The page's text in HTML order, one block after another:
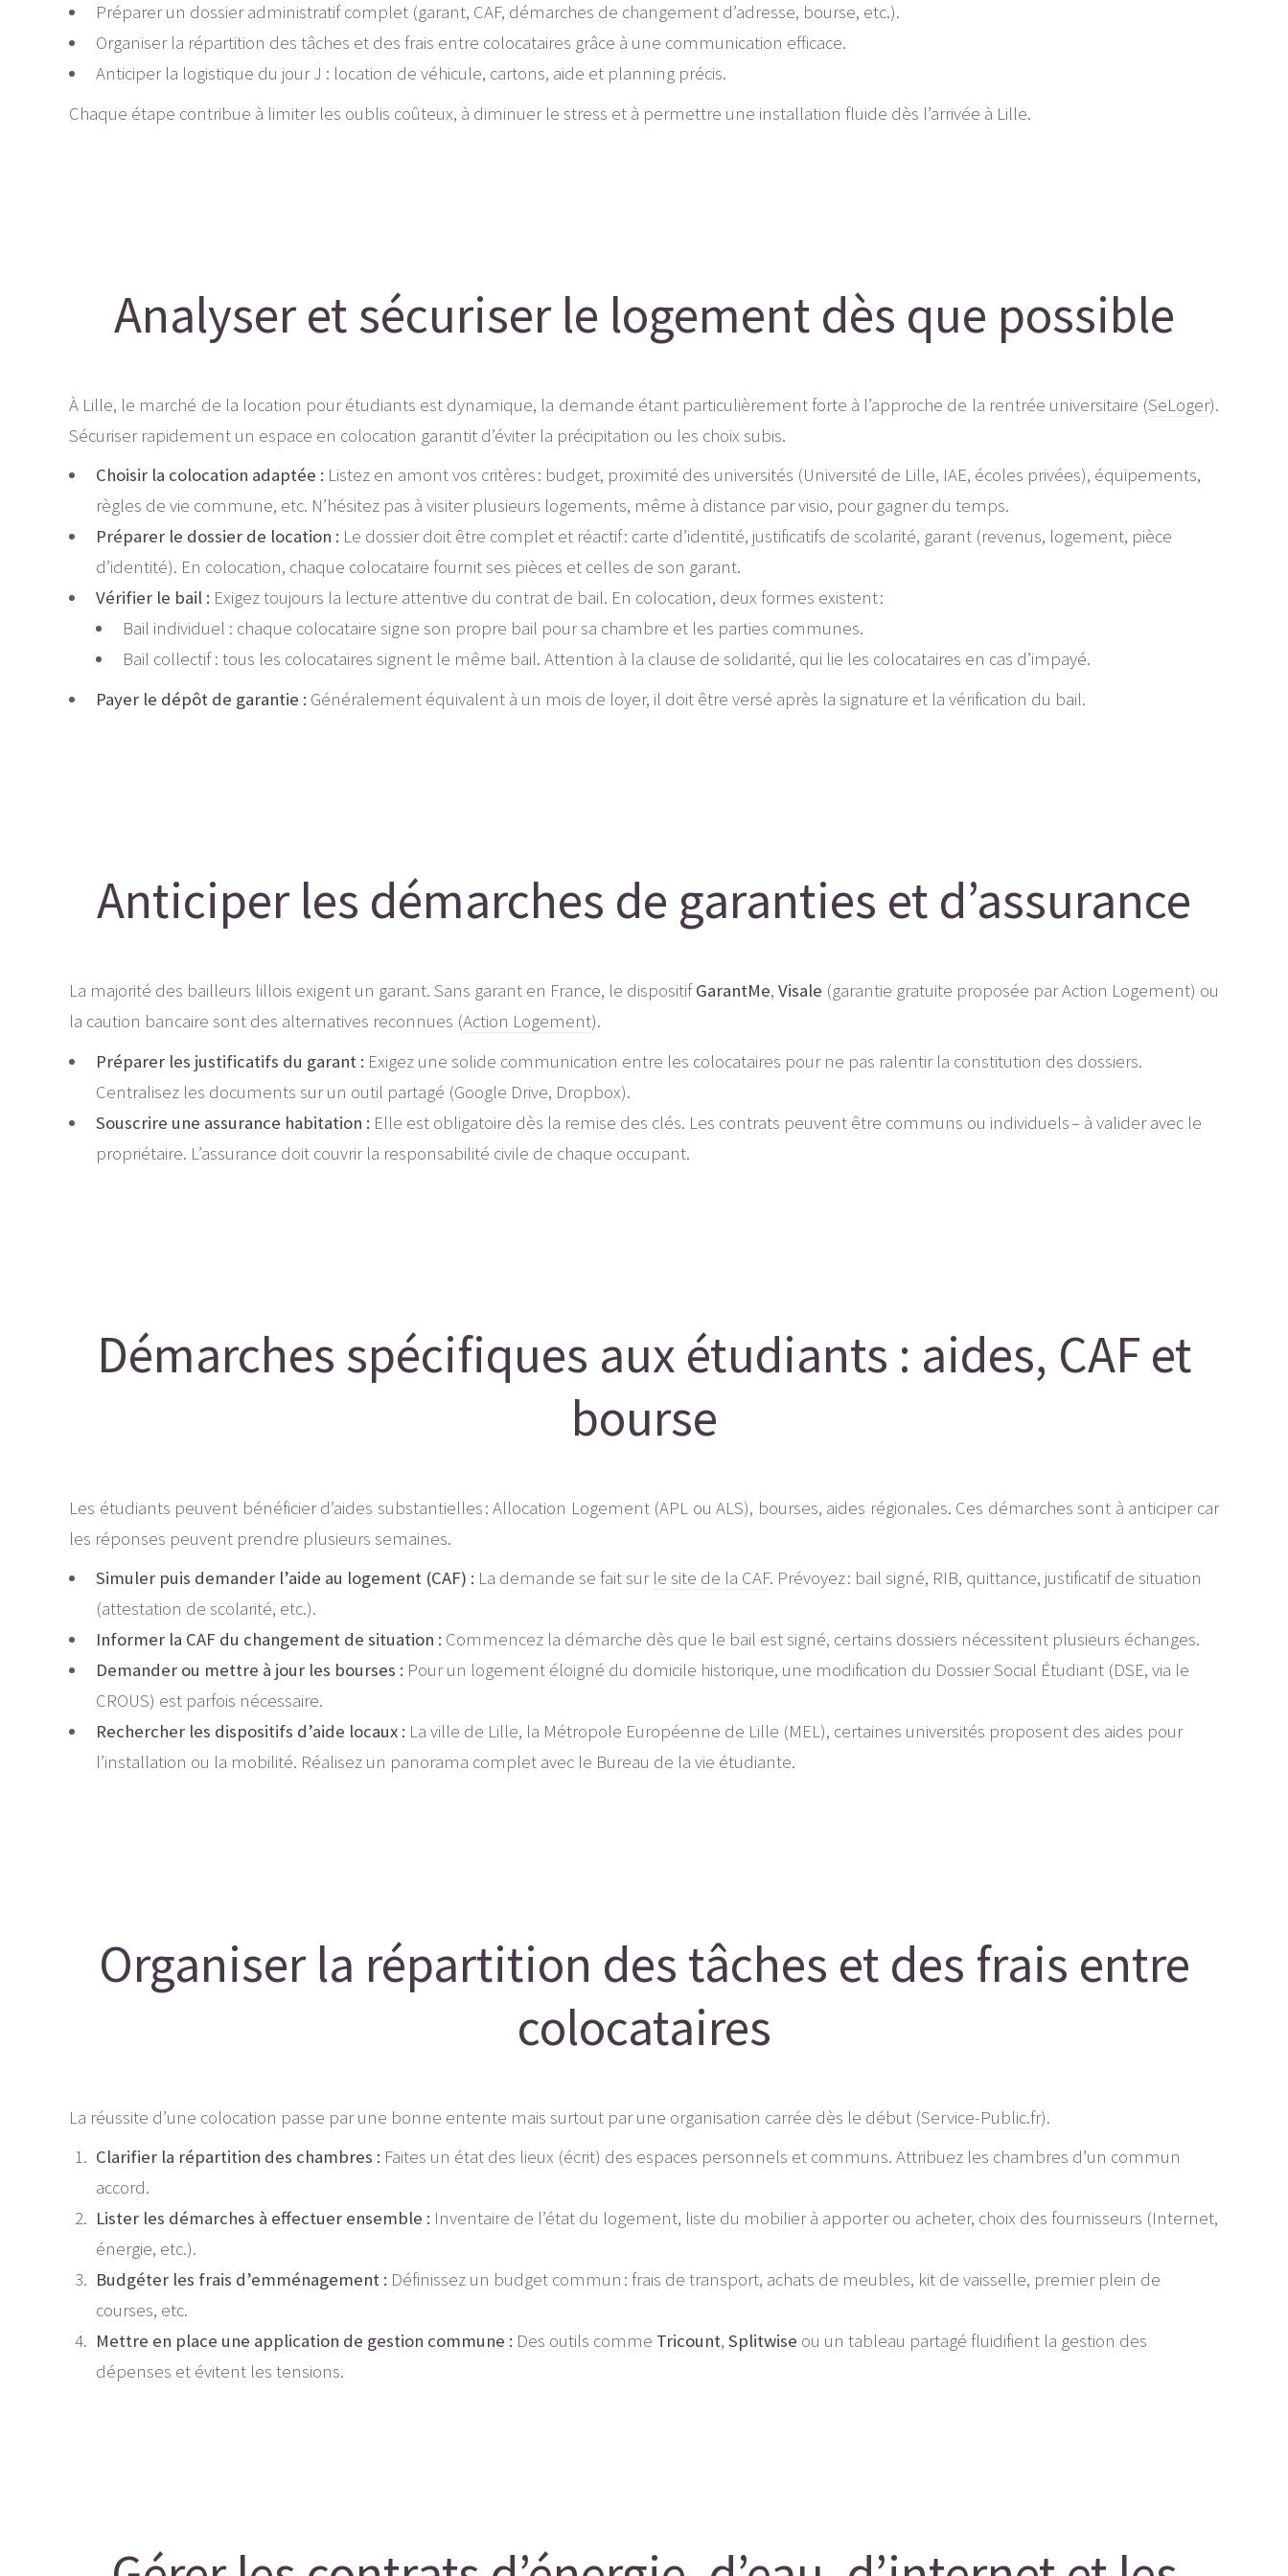
Préparer un dossier administratif complet (garant, CAF, démarches de changement d’adresse, bourse, etc.).
Organiser la répartition des tâches et des frais entre colocataires grâce à une communication efficace.
Anticiper la logistique du jour J : location de véhicule, cartons, aide et planning précis.
Chaque étape contribue à limiter les oublis coûteux, à diminuer le stress et à permettre une installation fluide dès l’arrivée à Lille.
Analyser et sécuriser le logement dès que possible
À Lille, le marché de la location pour étudiants est dynamique, la demande étant particulièrement forte à l’approche de la rentrée universitaire (SeLoger).
Sécuriser rapidement un espace en colocation garantit d’éviter la précipitation ou les choix subis.
Choisir la colocation adaptée : Listez en amont vos critères : budget, proximité des universités (Université de Lille, IAE, écoles privées), équipements,
règles de vie commune, etc. N’hésitez pas à visiter plusieurs logements, même à distance par visio, pour gagner du temps.
Préparer le dossier de location : Le dossier doit être complet et réactif : carte d’identité, justificatifs de scolarité, garant (revenus, logement, pièce
d’identité). En colocation, chaque colocataire fournit ses pièces et celles de son garant.
Vérifier le bail : Exigez toujours la lecture attentive du contrat de bail. En colocation, deux formes existent :
Bail individuel : chaque colocataire signe son propre bail pour sa chambre et les parties communes.
Bail collectif : tous les colocataires signent le même bail. Attention à la clause de solidarité, qui lie les colocataires en cas d’impayé.
Payer le dépôt de garantie : Généralement équivalent à un mois de loyer, il doit être versé après la signature et la vérification du bail.
Anticiper les démarches de garanties et d’assurance
La majorité des bailleurs lillois exigent un garant. Sans garant en France, le dispositifGarantMe, Visale (garantie gratuite proposée par Action Logement) ou
la caution bancaire sont des alternatives reconnues (Action Logement).
Préparer les justificatifs du garant : Exigez une solide communication entre les colocataires pour ne pas ralentir la constitution des dossiers.
Centralisez les documents sur un outil partagé (Google Drive, Dropbox).
Souscrire une assurance habitation : Elle est obligatoire dès la remise des clés. Les contrats peuvent être communs ou individuels – à valider avec le
propriétaire. L’assurance doit couvrir la responsabilité civile de chaque occupant.
Démarches spécifiques aux étudiants : aides, CAF et
bourse
Les étudiants peuvent bénéficier d’aides substantielles : Allocation Logement (APL ou ALS), bourses, aides régionales. Ces démarches sont à anticiper car
les réponses peuvent prendre plusieurs semaines.
Simuler puis demander l’aide au logement (CAF) : La demande se fait sur le site de la CAF. Prévoyez : bail signé, RIB, quittance, justificatif de situation
(attestation de scolarité, etc.).
Informer la CAF du changement de situation : Commencez la démarche dès que le bail est signé, certains dossiers nécessitent plusieurs échanges.
Demander ou mettre à jour les bourses : Pour un logement éloigné du domicile historique, une modification du Dossier Social Étudiant (DSE, via le
CROUS) est parfois nécessaire.
Rechercher les dispositifs d’aide locaux : La ville de Lille, la Métropole Européenne de Lille (MEL), certaines universités proposent des aides pour
l’installation ou la mobilité. Réalisez un panorama complet avec le Bureau de la vie étudiante.
Organiser la répartition des tâches et des frais entre
colocataires
La réussite d’une colocation passe par une bonne entente mais surtout par une organisation carrée dès le début (Service-Public.fr).
Clarifier la répartition des chambres : Faites un état des lieux (écrit) des espaces personnels et communs. Attribuez les chambres d’un commun
accord.
Lister les démarches à effectuer ensemble : Inventaire de l’état du logement, liste du mobilier à apporter ou acheter, choix des fournisseurs (Internet,
énergie, etc.).
Budgéter les frais d’emménagement : Définissez un budget commun : frais de transport, achats de meubles, kit de vaisselle, premier plein de
courses, etc.
Mettre en place une application de gestion commune : Des outils comme Tricount, Splitwise ou un tableau partagé fluidifient la gestion des
dépenses et évitent les tensions.